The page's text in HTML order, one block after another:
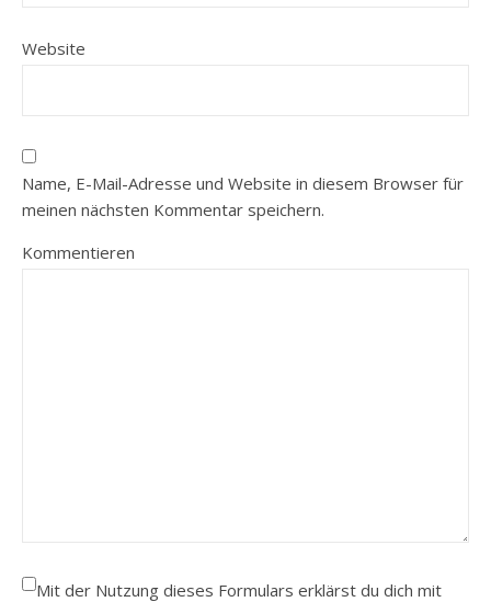
Website
Name, E-Mail-Adresse und Website in diesem Browser für
meinen nächsten Kommentar speichern.
Kommentieren
Mit der Nutzung dieses Formulars erklärst du dich mit